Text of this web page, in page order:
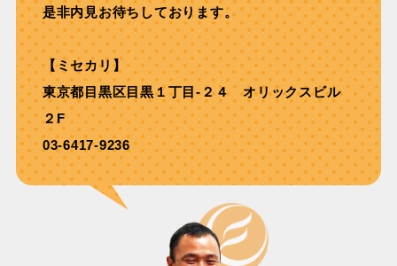
是非内見お待ちしております。
【ミセカリ】
東京都目黒区目黒１丁目-２４ オリックスビル
２F
03-6417-9236